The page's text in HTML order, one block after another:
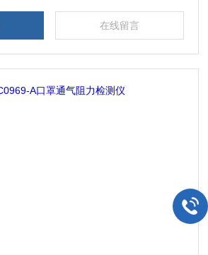
在线留言